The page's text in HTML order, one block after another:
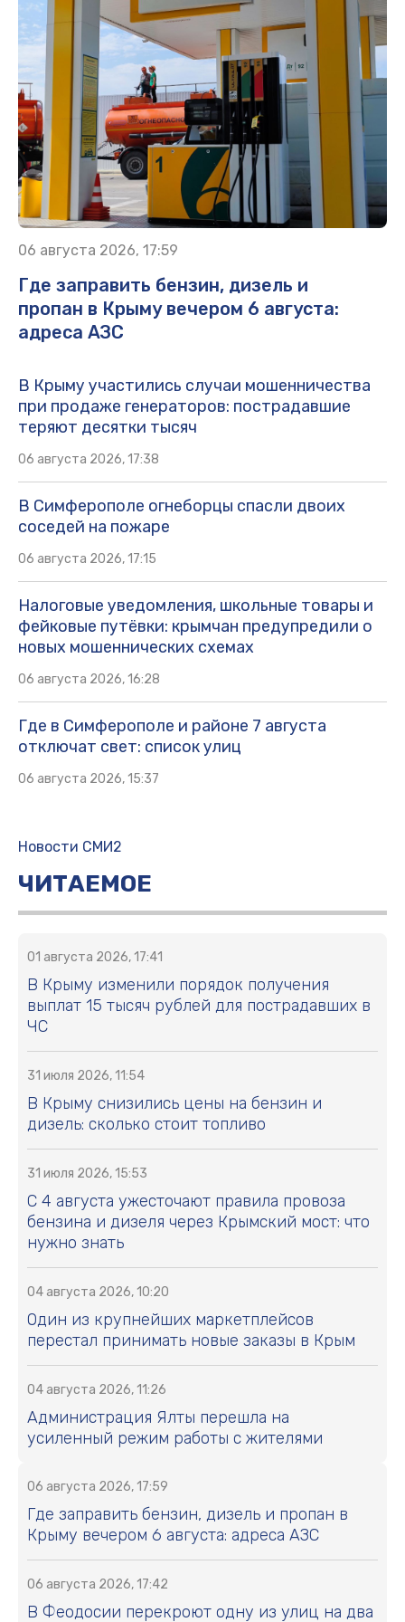
06 августа 2026, 17:59
Где заправить бензин, дизель и
пропан в Крыму вечером 6 августа:
адреса АЗС
В Крыму участились случаи мошенничества
при продаже генераторов: пострадавшие
теряют десятки тысяч
06 августа 2026, 17:38
В Симферополе огнеборцы спасли двоих
соседей на пожаре
06 августа 2026, 17:15
Налоговые уведомления, школьные товары и
фейковые путёвки: крымчан предупредили о
новых мошеннических схемах
06 августа 2026, 16:28
Где в Симферополе и районе 7 августа
отключат свет: список улиц
06 августа 2026, 15:37
Альпинист назвал причину гибели
документ из СССР, тот уже
богач…
томаты от фитофторы в августе
Колосков считает, что Инфантино
уступит давлению УЕФА
Новости СМИ2
ЧИТАЕМОЕ
01 августа 2026, 17:41
В Крыму изменили порядок получения
выплат 15 тысяч рублей для пострадавших в
ЧС
В Крыму снизились цены на бензин и
дизель: сколько стоит топливо
С 4 августа ужесточают правила провоза
бензина и дизеля через Крымский мост: что